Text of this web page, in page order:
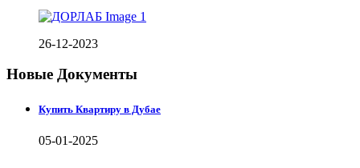
26-12-2023
Новые Документы
Купить Квартиру в Дубае
05-01-2025